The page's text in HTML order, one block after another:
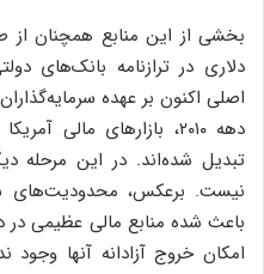
بخشی از این منابع همچنان از
دلاری در ترازنامه بانک‌های
اصلی اکنون بر عهده
دهه ۲۰۱۰، بازارهای مالی
تبدیل شده‌اند. در این مرحله
نیست. برعکس، محدودیت‌های
باعث شده منابع مالی عظیمی در
امکان خروج آزادانه آنها وجود